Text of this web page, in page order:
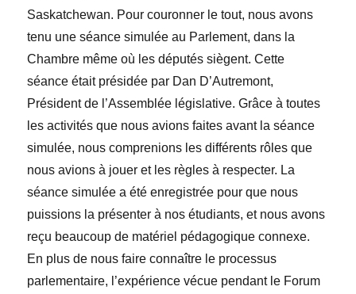
Saskatchewan. Pour couronner le tout, nous avons
tenu une séance simulée au Parlement, dans la
Chambre même où les députés siègent. Cette
séanceétait présidée par Dan D’Autremont,
Président de l’Assemblée législative. Grâce à toutes
les activités que nous avions faites avant la séance
simulée, nous comprenions les différents rôles que
nous avions à jouer et les règles à respecter. La
séance simulée a été enregistrée pour que nous
puissions la présenter à nos étudiants, et nous avons
reçu beaucoup de matériel pédagogique connexe.
En plus de nous faire connaître le processus
parlementaire, l’expérience vécue pendant le Forum